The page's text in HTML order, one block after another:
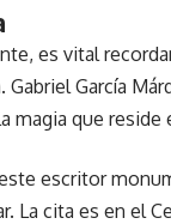
es vital
García
magia que
escritor
La cita es en el